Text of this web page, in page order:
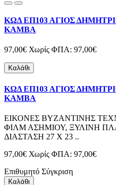
ΚΩΔ ΕΠ103 ΑΓΙΟΣ
ΚΑΜΒΑ
97,00€ Χωρίς ΦΠΑ: 97,00€
Καλάθι
ΚΩΔ ΕΠ103 ΑΓΙΟΣ
ΚΑΜΒΑ
ΕΙΚΟΝΕΣ ΒΥΖΑΝΤΙΝΗΣ
ΦΙΛΜ ΑΣΗΜΙΟΥ, ΞΥΛΙΝΗ
ΔΙΑΣΤΑΣΗ 27 Χ 23 ..
97,00€ Χωρίς ΦΠΑ: 97,00€
Επιθυμητό Σύγκριση
Καλάθι